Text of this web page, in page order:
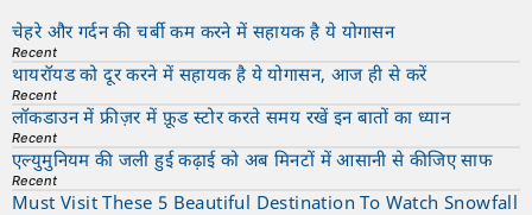
चेहरे और गर्दन की चर्बी कम करने में सहायक है ये योगासन
Recent
थायरॉयड को दूर करने में सहायक है ये योगासन, आज ही से करें
Recent
लॉकडाउन में फ्रीज़र में फ़ूड स्टोर करते समय रखें इन बातों का ध्यान
Recent
एल्युमुनियम की जली हुई कढ़ाई को अब मिनटों में आसानी से कीजिए साफ
Recent
Must Visit These 5 Beautiful Destination To Watch Snowfall